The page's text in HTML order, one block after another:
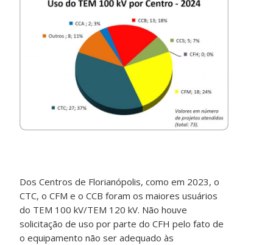
Dos Centros de Florianópolis, como em 2023, o
CTC, o CFM e o CCB foram os maiores usuários
do TEM 100 kV/TEM 120 kV. Não houve
solicitação de uso por parte do CFH pelo fato de
o equipamento não ser adequado às